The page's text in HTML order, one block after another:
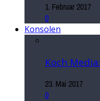
1. Februar 2017
0
Konsolen
Koch
23. Mai 2017
0